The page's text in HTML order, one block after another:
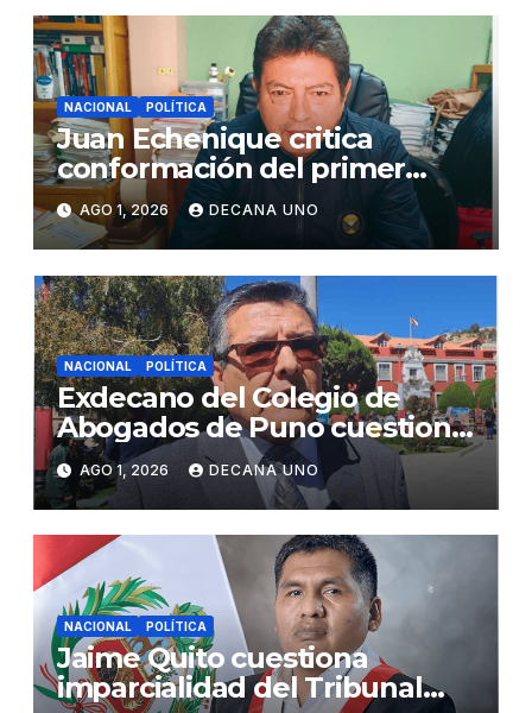
NACIONAL POLÍTICA
Juan Echenique critica
conformación del primer
gabinete ministerial de Keiko
Fujimori
AGO 1, 2026 DECANA UNO
NACIONAL POLÍTICA
Exdecano del Colegio de
Abogados de Puno cuestiona
propuestas sobre seguridad
ciudadana
AGO 1, 2026 DECANA UNO
NACIONAL POLÍTICA
Jaime Quito cuestiona
imparcialidad del Tribunal